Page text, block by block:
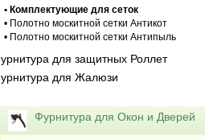
• Комплектующие для сеток
• Полотно москитной сетки Антикот
• Полотно москитной сетки Антипыль
для защитных Роллет
для Жалюзи
Фурнитура для Окон и Дверей